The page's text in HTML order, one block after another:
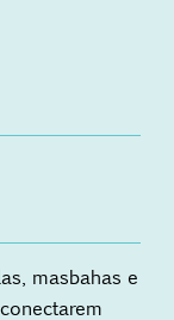
masbahas e